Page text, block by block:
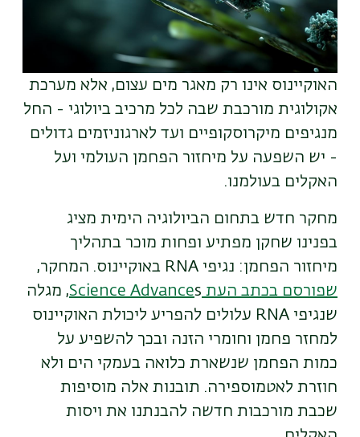
האוקיינוס אינו רק מאגר מים עצום, אלא מערכת
אקולוגית מורכבת שבה לכל מרכיב ביולוגי - החל
מנגיפים מיקרוסקופיים ועד לארגוניזמים גדולים
- יש השפעה על מיחזור הפחמן העולמי ועל
האקלים בעולמנו.
מחקר חדש בתחום הביולוגיה הימית מציג
בפנינו שחקן מפתיע ופחות מוכר בתהליך
מיחזור הפחמן: נגיפי
באוקיינוס. המחקר,
שפורסם בכתב העת s,
מגלה
שנגיפי
עלולים להפריע ליכולת האוקיינוס
למחזר פחמן וחומרי הזנה ובכך להשפיע על
כמות הפחמן שנשארת כלואה בעמקי הים ולא
חוזרת לאטמוספירה. תובנות אלה מוסיפות
שכבת מורכבות חדשה להבנתנו את ויסות